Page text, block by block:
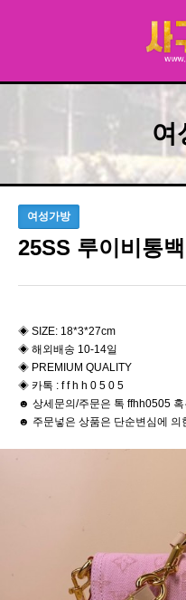
여
여성가방
25SS 루이비통백
◈ ​SIZE: 18*3*27cm
◈ 해외배송 10-14일
◈ PREMIUM QUALITY
◈ 카톡 : f f h h 0 5 0 5
☻ 상세문의/주문은 톡 ffhh0505
☻ 주문넣은 상품은 단순변심에